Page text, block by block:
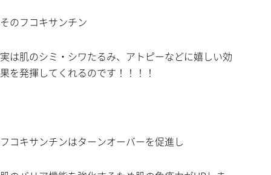
そのフコキサンチン
実は肌のシミ・シワたるみ、アトピーなどに嬉しい効
果を発揮してくれるのです！！！！
フコキサンチンはターンオーバーを促進し